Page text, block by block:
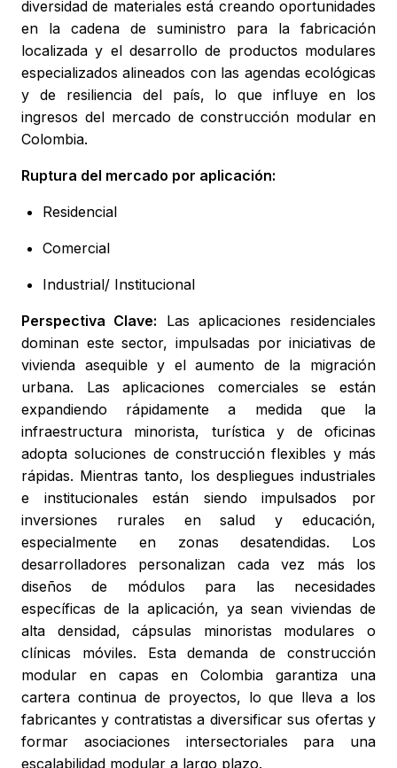
diversidad de materiales está creando oportunidades
en la cadena de suministro para la fabricación
localizada y el desarrollo de productos modulares
especializados alineados con las agendas ecológicas
y de resiliencia del país, lo que influye en los
ingresos del mercado de construcción modular en
Colombia.
Ruptura del mercado por aplicación:
Residencial
Comercial
Industrial/ Institucional
Perspectiva Clave: Las aplicaciones residenciales
dominan este sector, impulsadas por iniciativas de
vivienda asequible y el aumento de la migración
urbana. Las aplicaciones comerciales se están
expandiendo rápidamente a medida que la
infraestructura minorista, turística y de oficinas
adopta soluciones de construcción flexibles y más
rápidas. Mientras tanto, los despliegues industriales
e institucionales están siendo impulsados por
inversiones rurales en salud y educación,
especialmente en zonas desatendidas. Los
desarrolladores personalizan cada vez más los
diseños de módulos para las necesidades
específicas de la aplicación, ya sean viviendas de
alta densidad, cápsulas minoristas modulares o
clínicas móviles. Esta demanda de construcción
modular en capas en Colombia garantiza una
cartera continua de proyectos, lo que lleva a los
fabricantes y contratistas a diversificar sus ofertas y
formar asociaciones intersectoriales para una
escalabilidad modular a largo plazo.